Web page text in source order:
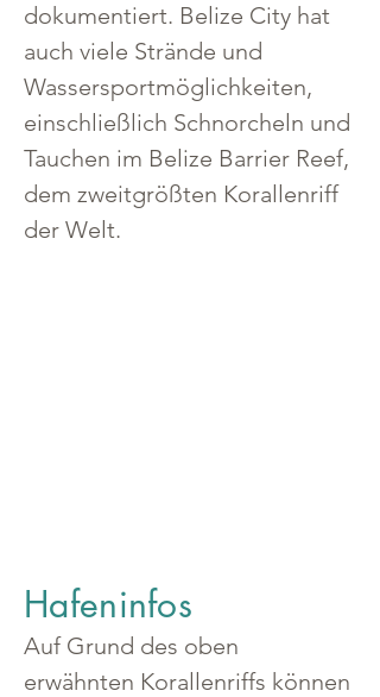
dokumentiert. Belize City hat
auch viele Strände und
Wassersportmöglichkeiten,
einschließlich Schnorcheln und
Tauchen im Belize Barrier Reef,
dem zweitgrößten Korallenriff
der Welt.
Hafeninfos
Auf Grund des oben
erwähnten Korallenriffs können